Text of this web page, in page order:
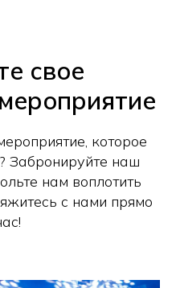
свое
которое
Забронируйте наш
нам воплотить
с нами прямо